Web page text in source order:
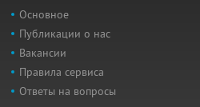
Основное
Публикации о нас
Вакансии
Правила сервиса
Ответы на вопросы